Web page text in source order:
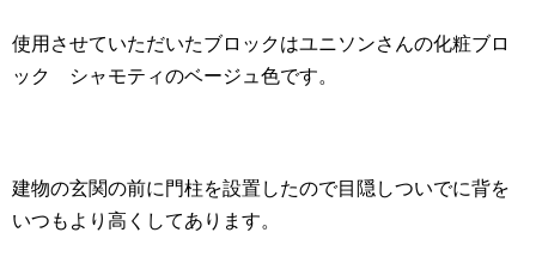
使用させていただいたブロックはユニソンさんの化粧ブロ
ック シャモティのベージュ色です。
建物の玄関の前に門柱を設置したので目隠しついでに背を
いつもより高くしてあります。